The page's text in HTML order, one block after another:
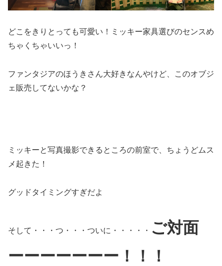
どこをきりとっても可愛い！ミッキー家具選びのセンスめ
ちゃくちゃいいっ！
ファンタジアのほうきさん大好きなんやけど、このオブジ
ェ販売してないかな？
ミッキーと写真撮影できるところの前室で、ちょうどムス
メ起きた！
グッドタイミングすぎだよ
そして・・・つ・・・ついに・・・・・ ご対面
ーーーーーーー！！！